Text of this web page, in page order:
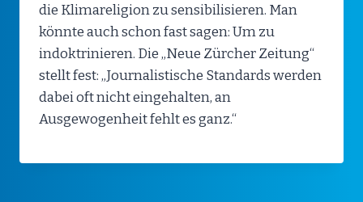
die Klimareligion zu sensibilisieren. Man
könnte auch schon fast sagen: Um zu
indoktrinieren. Die „Neue Zürcher Zeitung“
stellt fest: „Journalistische Standards werden
dabei oft nicht eingehalten, an
Ausgewogenheit fehlt es ganz.“